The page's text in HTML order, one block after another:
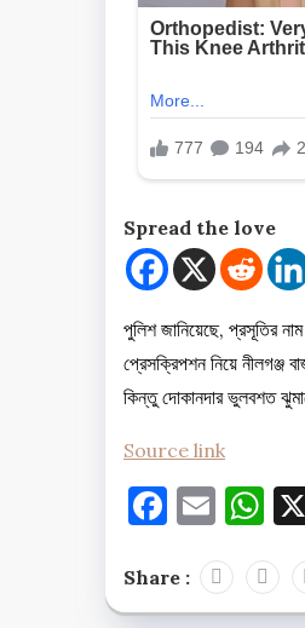
Spread the love
পুলিশ জানিয়েছে, প্রসূতির
প্রেসক্রিপশন নিয়ে নীলগঞ্জ
কিন্তু দোকানদার ভুলবশত
Source link
Share :